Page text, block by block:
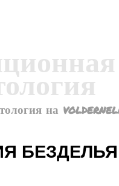
на
БЕЗДЕЛЬЯ